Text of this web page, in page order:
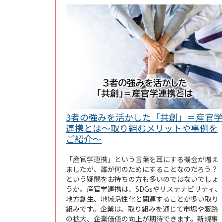
3者の強みを活かした「共創」＝産官学
連携とは～取り組むメリットや事例を
ご紹介～
「産官学連携」という言葉を耳にする機会が増え
ましたが、誰が何のためにすることなのだろう？
という疑問をお持ちの方も多いのではないでしょ
うか。産官学連携は、SDGsやサステナビリティ、
地方創生、地域活性化と関連することが多い取り
組みです。企業は、取り組みを通じて市場や販路
の拡大、企業価値の向上が期待できます。新規事